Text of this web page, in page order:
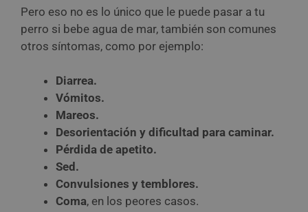
Pero eso no es lo único que le puede pasar a tu
perro si bebe agua de mar, también son comunes
otros síntomas, como por ejemplo:
Diarrea.
Vómitos.
Mareos.
Desorientación y dificultad para caminar.
Pérdida de apetito.
Sed.
Convulsiones y temblores.
Coma, en los peores casos.